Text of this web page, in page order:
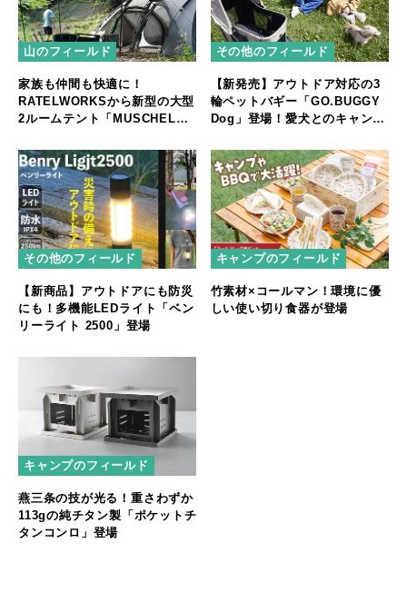
山のフィールド
家族も仲間も快適に！
RATELWORKSから新型の大型
2ルームテント「MUSCHEL」
その他のフィールド
【新発売】アウトドア対応の3
輪ペットバギー「GO.BUGGY
Dog」登場！愛犬とのキャンプ
その他のフィールド
【新商品】アウトドアにも防災
にも！多機能LEDライト「ベン
リーライト 2500」登場
キャンプのフィールド
竹素材×コールマン！環境に優
しい使い切り食器が登場
キャンプのフィールド
燕三条の技が光る！重さわずか
113gの純チタン製「ポケットチ
タンコンロ」登場